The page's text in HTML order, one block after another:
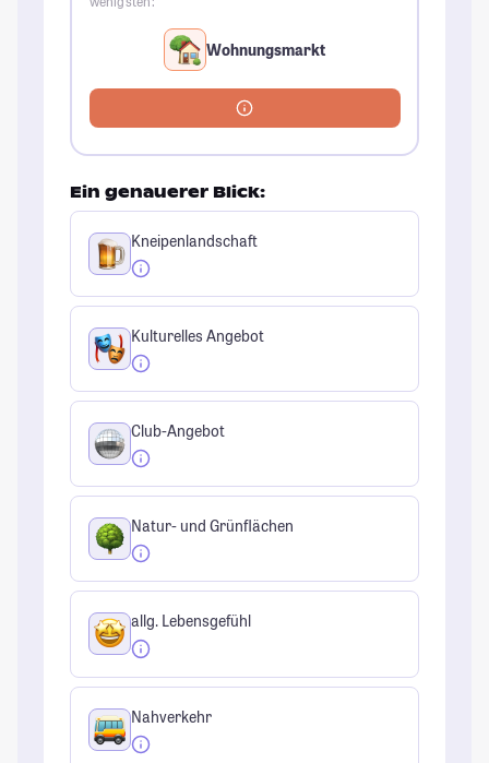
Wohnungsmarkt
Ein genauerer Blick:
Kneipenlandschaft
Kulturelles Angebot
Club-Angebot
Natur- und Grünflächen
allg. Lebensgefühl
Nahverkehr